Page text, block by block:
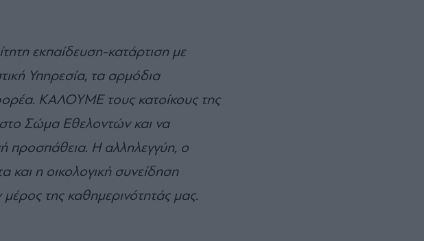
εκπαίδευση-κατάρτιση με
Υπηρεσία, τα αρμόδια
ΚΑΛΟΥΜΕ τους κατοίκους της
Σώμα Εθελοντών και να
προσπάθεια. Η αλληλεγγύη, ο
και η οικολογική συνείδηση
της καθημερινότητάς μας.